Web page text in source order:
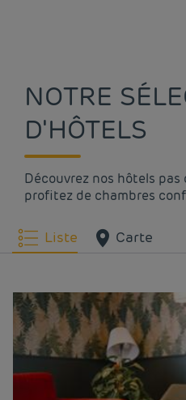
NOTRE
D'HÔTELS
Découvrez nos hôtels pas
profitez de chambres
Liste Carte